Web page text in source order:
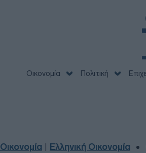
Οικονομία Πολιτική
Οικονομία Ελληνική Οικονομία